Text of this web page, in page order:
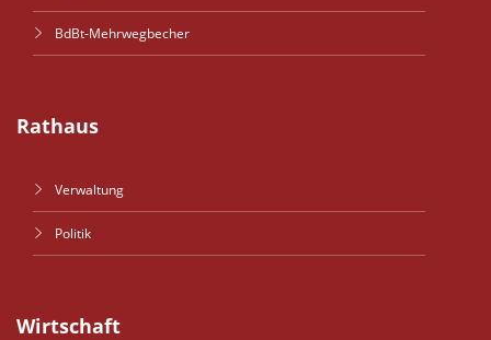
BdBt-Mehrwegbecher
Rathaus
Verwaltung
Politik
Wirtschaft